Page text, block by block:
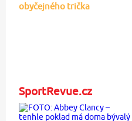
obyčejného trička
SportRevue.cz